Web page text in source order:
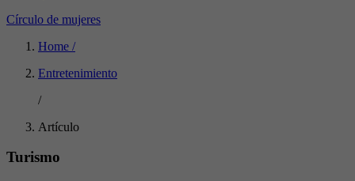
Círculo de mujeres
Home /
Entretenimiento
/
Artículo
Turismo